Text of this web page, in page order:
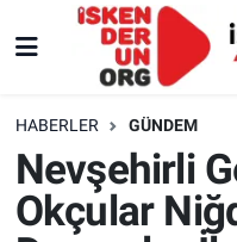
HABERLER GÜNDEM
Nevşehirli
Okçular